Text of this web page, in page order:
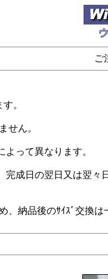
ご
。
せん。
よって異なります。
完成日の翌日又は翌々
、納品後のｻｲｽﾞ交換